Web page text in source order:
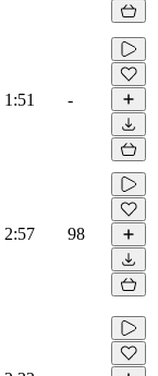
1:51 -
2:57 98